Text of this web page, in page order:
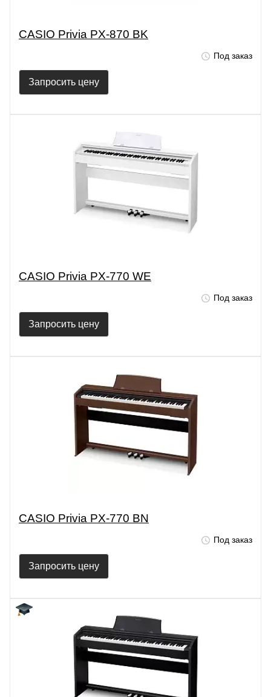
CASIO Privia PX-870 BK
Под заказ
Запросить цену
CASIO Privia PX-770 WE
Под заказ
Запросить цену
CASIO Privia PX-770 BN
Под заказ
Запросить цену